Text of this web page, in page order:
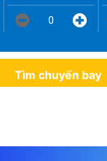
0
Tìm chuyến bay